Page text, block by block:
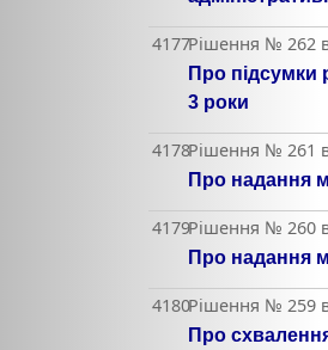
4177Рішення № 262
Про підсумки
3 роки
4178Рішення № 261
Про надання
4179Рішення № 260
Про надання
4180Рішення № 259
Про